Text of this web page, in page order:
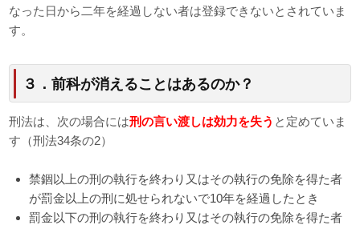
なった日から二年を経過しない者は登録できないとされていま
す。
３．前科が消えることはあるのか？
刑法は、次の場合には刑の言い渡しは効力を失う と定めていま
す（刑法34条の2）
禁錮以上の刑の執行を終わり又はその執行の免除を得た者
が罰金以上の刑に処せられないで10年を経過したとき
罰金以下の刑の執行を終わり又はその執行の免除を得た者